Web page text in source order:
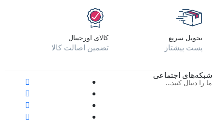
تحویل سریع
پست پیشتاز
کالای اورجینال
تضمین اصالت کالا
شبکه‌های اجتماعی
ما را دنبال کنید…